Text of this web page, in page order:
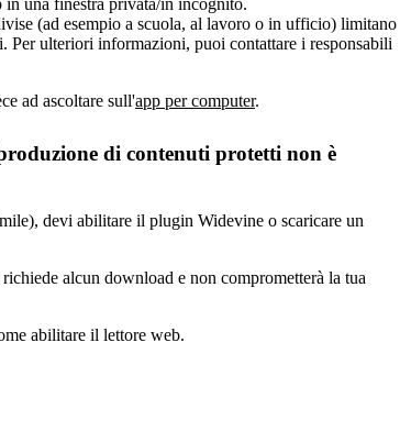
(ad esempio a scuola, al lavoro o in ufficio) limitano
Per ulteriori informazioni, puoi contattare i responsabili
ad ascoltare sull'app per computer.
di contenuti protetti non è
devi abilitare il plugin Widevine o scaricare un
alcun download e non comprometterà la tua
abilitare il lettore web.